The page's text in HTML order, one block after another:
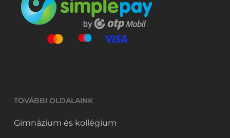
TOVÁBBI OLDALAINK
Gimnázium és kollégium